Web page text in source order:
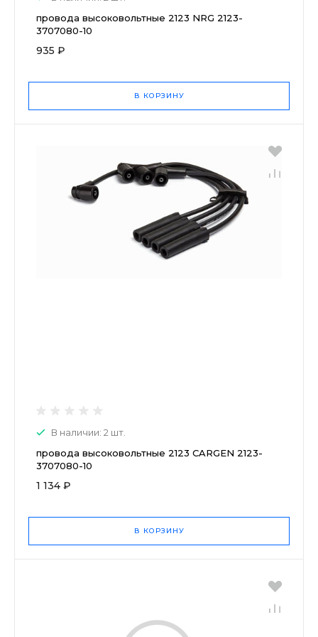
провода высоковольтные 2123 NRG 2123-
3707080-10
935 ₽
В КОРЗИНУ
В наличии: 2 шт.
провода высоковольтные 2123 CARGEN 2123-
3707080-10
1 134 ₽
В КОРЗИНУ